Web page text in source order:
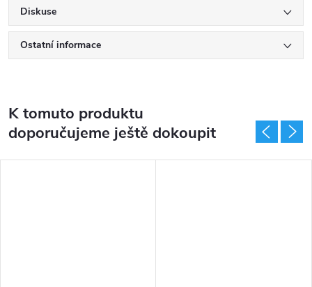
- Vrstvená vložka
- Velká opora zápěstí
- Zapínání na suchý zip
Diskuse
Ostatní informace
K tomuto produktu
doporučujeme ještě dokoupit